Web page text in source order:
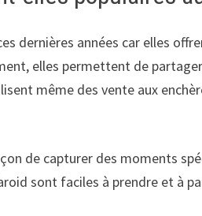
dernières années car elles
elles permettent de
même des vente aux
de capturer des moments
sont faciles à prendre et à